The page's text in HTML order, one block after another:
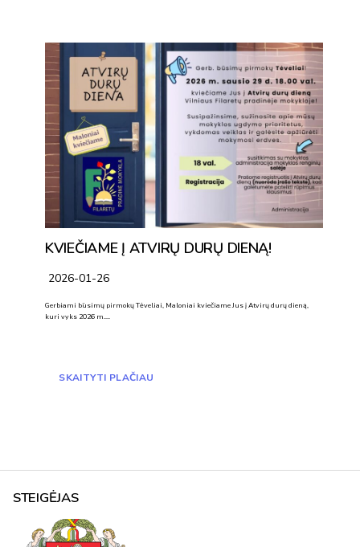
KVIEČIAME Į ATVIRŲ DURŲ DIENĄ!
2026-01-26
Gerbiami būsimų pirmokų Tėveliai, Maloniai kviečiame Jus į Atvirų durų dieną,
kuri vyks 2026 m….
SKAITYTI PLAČIAU
STEIGĖJAS